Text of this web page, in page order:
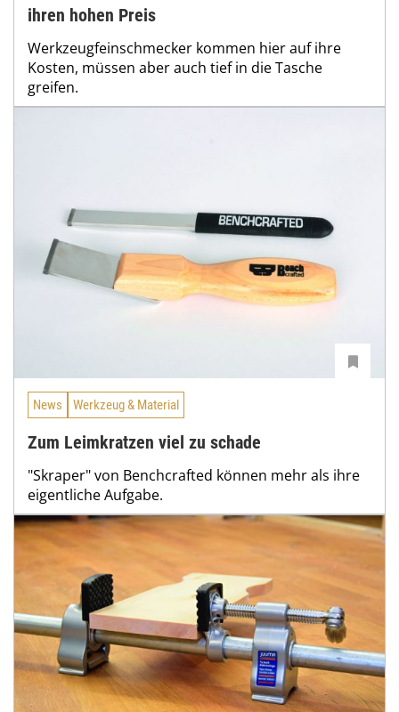
ihren hohen Preis
Werkzeugfeinschmecker kommen hier auf ihre
Kosten, müssen aber auch tief in die Tasche
greifen.
News Werkzeug & Material
Zum Leimkratzen viel zu schade
"Skraper" von Benchcrafted können mehr als ihre
eigentliche Aufgabe.